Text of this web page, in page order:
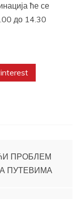
ће се
до 14.30
ПРОБЛЕМ
ПУТЕВИМА